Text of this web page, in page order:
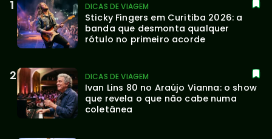
DICAS DE VIAGEM
Sticky Fingers em Curitiba 2026: a
banda que desmonta qualquer
rótulo no primeiro acorde
DICAS DE VIAGEM
Ivan Lins 80 no Araújo Vianna: o show
que revela o que não cabe numa
coletânea